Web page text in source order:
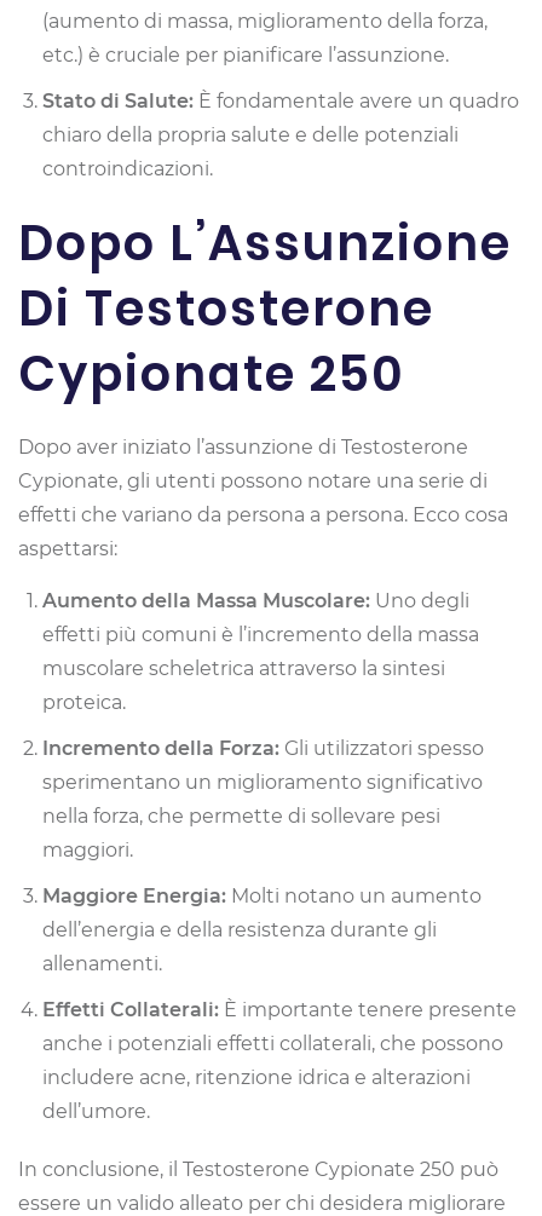
(aumento di massa, miglioramento della forza,
etc.) è cruciale per pianificare l’assunzione.
Stato di Salute: È fondamentale avere un quadro
chiaro della propria salute e delle potenziali
controindicazioni.
Dopo L’Assunzione
Di Testosterone
Cypionate 250
Dopo aver iniziato l’assunzione di Testosterone
Cypionate, gli utenti possono notare una serie di
effetti che variano da persona a persona. Ecco cosa
aspettarsi:
Aumento della Massa Muscolare: Uno degli
effetti più comuni è l’incremento della massa
muscolare scheletrica attraverso la sintesi
proteica.
Incremento della Forza: Gli utilizzatori spesso
sperimentano un miglioramento significativo
nella forza, che permette di sollevare pesi
maggiori.
Maggiore Energia: Molti notano un aumento
dell’energia e della resistenza durante gli
allenamenti.
Effetti Collaterali: È importante tenere presente
anche i potenziali effetti collaterali, che possono
includere acne, ritenzione idrica e alterazioni
dell’umore.
In conclusione, il Testosterone Cypionate 250 può
essere un valido alleato per chi desidera migliorare